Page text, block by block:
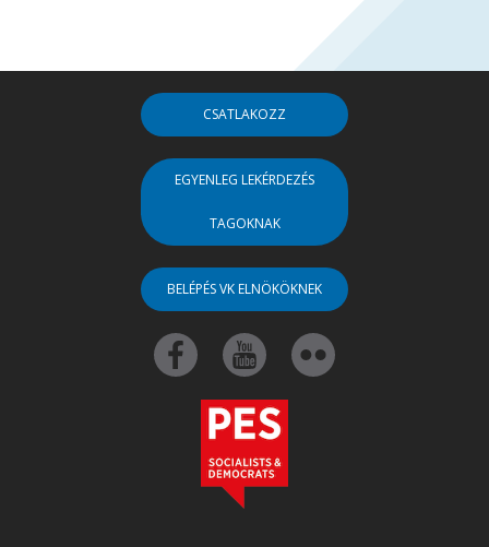
CSATLAKOZZ
EGYENLEG LEKÉRDEZÉS
TAGOKNAK
BELÉPÉS VK ELNÖKÖKNEK